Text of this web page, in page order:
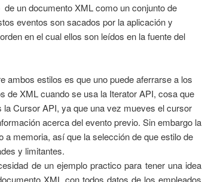
un documento XML como un conjunto de
eventos son sacados por la aplicación y
en el cual ellos son leídos en la fuente del
ambos estilos es que uno puede aferrarse a los
de XML cuando se usa la Iterator API, cosa que
Cursor API, ya que una vez mueves el cursor
acerca del evento previo. Sin embargo la
memoria, así que la selección de que estilo de
y limitantes.
de un ejemplo practico para tener una idea
XML con todos datos de los empleados